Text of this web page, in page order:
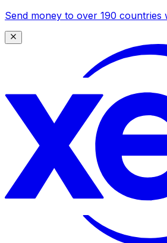
Send money to over 190 countries